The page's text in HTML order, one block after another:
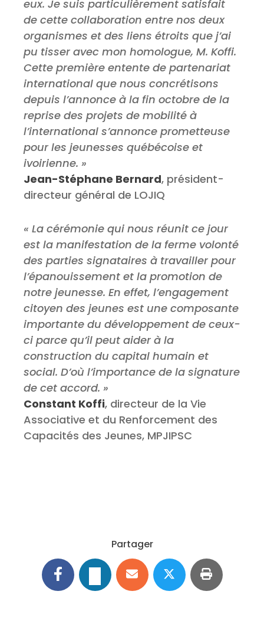
eux. Je suis particulièrement satisfait
de cette collaboration entre nos deux
organismes et des liens étroits que j’ai
pu tisser avec mon homologue, M. Koffi.
Cette première entente de partenariat
international que nous concrétisons
depuis l’annonce à la fin octobre de la
reprise des projets de mobilité à
l’international s’annonce prometteuse
pour les jeunesses québécoise et
ivoirienne. »
Jean-Stéphane Bernard, président-
directeur général de LOJIQ
« La cérémonie qui nous réunit ce jour
est la manifestation de la ferme volonté
des parties signataires à travailler pour
l’épanouissement et la promotion de
notre jeunesse. En effet, l’engagement
citoyen des jeunes est une composante
importante du développement de ceux-
ci parce qu’il peut aider à la
construction du capital humain et
social. D’où l’importance de la signature
de cet accord. »
Constant Koffi, directeur de la Vie
Associative et du Renforcement des
Capacités des Jeunes, MPJIPSC
Partager